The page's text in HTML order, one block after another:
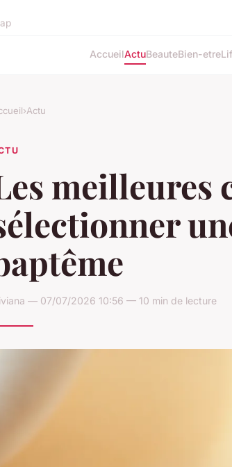
AccueilActuBeauteBien-etre
›Actu
meilleures
— 07/07/2026 10:56 — 10 min de lecture